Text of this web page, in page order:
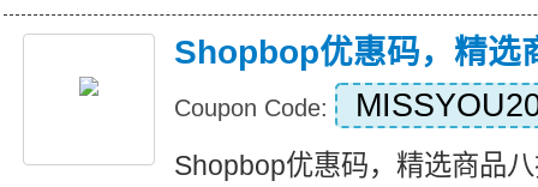
Shopbop优惠码，精选
Coupon Code:
Shopbop优惠码，精选商品